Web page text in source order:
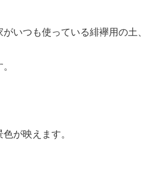
いつも使っている緋襷用の土、
が映えます。